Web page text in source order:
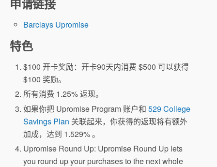
申请链接
Barclays Upromise
特色
$100 开卡奖励：开卡90天内消费 $500 可以获得
$100 奖励。
所有消费 1.25% 返现。
如果你把 Upromise Program 账户和529 College
Savings Plan 关联起来，你获得的返现将有额外
加成，达到 1.529% 。
Upromise Round Up: Upromise Round Up lets
you round up your purchases to the next whole